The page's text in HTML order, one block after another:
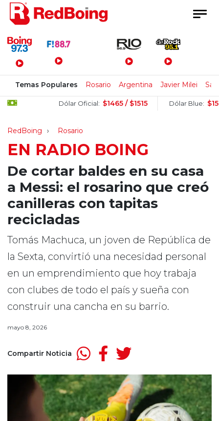
Menú Principal
Temas Populares Rosario Argentina Javier Milei
Dólar Oficial: $1465 / $1515 Dólar Blue: $1525 /
RedBoing Rosario
EN RADIO BOING
De cortar baldes en su casa
a Messi: el rosarino que creó
canilleras con tapitas
recicladas
Tomás Machuca, un joven de República de
la Sexta, convirtió una necesidad personal
en un emprendimiento que hoy trabaja
con clubes de todo el país y sueña con
construir una cancha en su barrio.
mayo 8, 2026
Compartir Noticia